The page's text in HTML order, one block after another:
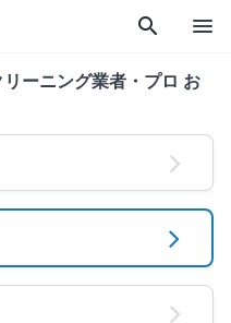
search menu
ーニング業者・プロ お